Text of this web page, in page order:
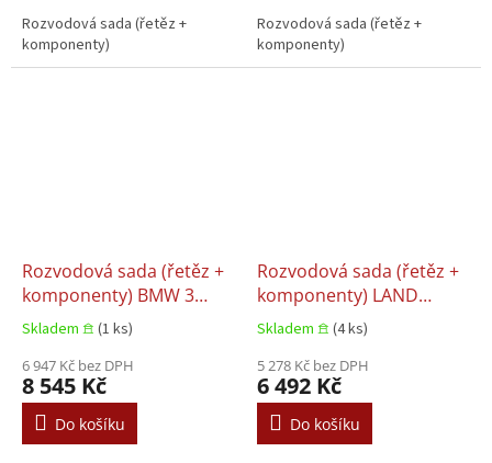
Rozvodová sada (řetěz +
komponenty)
Rozvodová sada (řetěz +
komponenty)
Rozvodová sada (řetěz +
komponenty) BMW 3
(E36), Renault 5 (E34),
Renault 5 (E39), 7 (E38)
LAND ROVER RANGE
ROVER II OPEL OMEGA B
1.7D/2.5D 09.1991–
05.2004
Skladem 𖠿 (1 ks)
6 947 Kč bez DPH
8 545 Kč
Do košíku
Rozvodová sada (řetěz +
komponenty) LAND
ROVER DEFENDER
2.0D/2.4D 03.2004+
Skladem 𖠿 (4 ks)
5 278 Kč bez DPH
6 492 Kč
Do košíku